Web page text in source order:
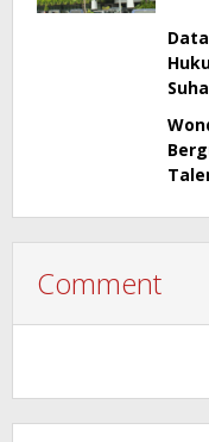
Comment